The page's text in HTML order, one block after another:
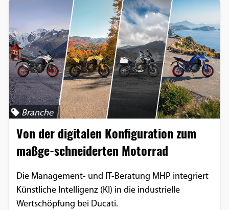
Branche
Von der digitalen Konfiguration zum
maßge-schneiderten Motorrad
Die Management- und IT-Beratung MHP integriert
Künstliche Intelligenz (KI) in die industrielle
Wertschöpfung bei Ducati.